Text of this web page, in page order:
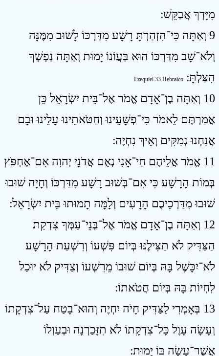
מִיָּדְךָ אֲבַקֵּשׁ ׃
9 וְאַתָּה כִּי־הִזְהַרְתָּ רָשָׁע מִדַּרְכּוֹ לָשׁוּב מִמֶּנָּה
וְלֹא־שָׁב מִדַּרְכּוֹ הוּא בַּעֲוֹנוֹ יָמוּת וְאַתָּה נַפְשְׁךָ
הִצַּלְתָּ ׃ Ezequiel 33 Hebraico
10 וְאַתָּה בֶן־אָדָם אֱמֹר אֶל־בֵּית יִשְׂרָאֵל כֵּן
אֲמַרְתֶּם לֵאמֹר כִּי־פְשָׁעֵינוּ וְחַטֹּאתֵינוּ עָלֵינוּ וּבָם
אֲנַחְנוּ נְמַקִּים וְאֵיךְ נִחְיֶה ׃
11 אֱמֹר אֲלֵיהֶם חַי־אָנִי נְאֻם אֲדֹנָי יְהוִה אִם־אֶחְפֹּץ
בְּמוֹת הָרָשָׁע כִּי אִם־בְּשׁוּב רָשָׁע מִדַּרְכּוֹ וְחָיָה שׁוּבוּ
שׁוּבוּ מִדַּרְכֵיכֶם הָרָעִים וְלָמָּה תָמוּתוּ בֵּית יִשְׂרָאֵל ׃
12 וְאַתָּה בֶן־אָדָם אֱמֹר אֶל־בְּנֵי־עַמְּךָ צִדְקַת
הַצַּדִּיק לֹא תַצִּילֶנּוּ בְּיוֹם פִּשְׁעוֹ וְרִשְׁעַת הָרָשָׁע
לֹא־יִכָּשֶׁל בָּהּ בְּיוֹם שׁוּבוֹ מֵרִשְׁעוֹ וְצַדִּיק לֹא יוּכַל
לִחְיוֹת בָּהּ בְּיוֹם חֲטֹאתוֹ ׃
13 בְּאָמְרִי לַצַּדִּיק חָיֹה יִחְיֶה וְהוּא־בָטַח עַל־צִדְקָתוֹ
וְעָשָׂה עָוֶל כָּל־צִדְקָתוֹ לֹא תִזָּכַרְנָה וּבְעַוְלוֹ
אֲשֶׁר־עָשָׂה בּוֹ יָמוּת ׃